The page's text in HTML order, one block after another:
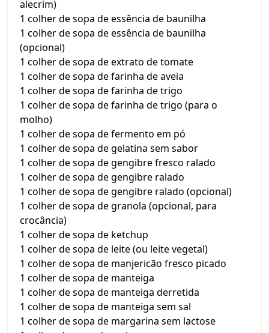
alecrim)
1 colher de sopa de essência de baunilha
1 colher de sopa de essência de baunilha
(opcional)
1 colher de sopa de extrato de tomate
1 colher de sopa de farinha de aveia
1 colher de sopa de farinha de trigo
1 colher de sopa de farinha de trigo (para o
molho)
1 colher de sopa de fermento em pó
1 colher de sopa de gelatina sem sabor
1 colher de sopa de gengibre fresco ralado
1 colher de sopa de gengibre ralado
1 colher de sopa de gengibre ralado (opcional)
1 colher de sopa de granola (opcional, para
crocância)
1 colher de sopa de ketchup
1 colher de sopa de leite (ou leite vegetal)
1 colher de sopa de manjericão fresco picado
1 colher de sopa de manteiga
1 colher de sopa de manteiga derretida
1 colher de sopa de manteiga sem sal
1 colher de sopa de margarina sem lactose